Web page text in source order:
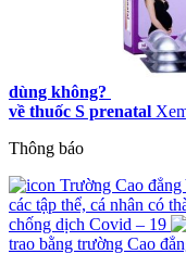
dùng không?
về thuốc S prenatal
Thông báo
Trường Cao
các tập thể, cá nhân có
chống dịch Covid – 19
trao bằng trường Cao